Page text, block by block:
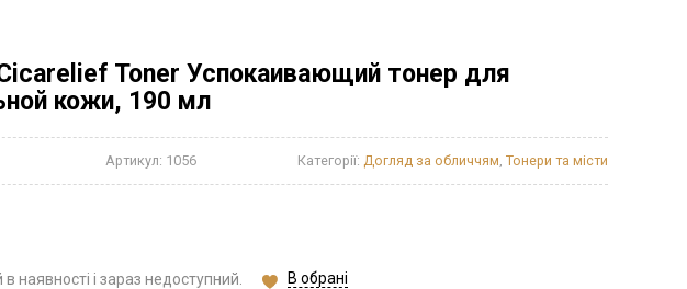
Toner Успокаивающий тонер для
кожи, 190 мл
Артикул: 1056 Категорії: Догляд за обличчям Тонери та місти
в наявності і зараз недоступний. В обрані